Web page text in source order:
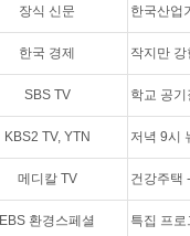
장식 신문 한국산업
한국 경제 작지만
SBS TV 학교 공
KBS2 TV, YTN 저녁 9시
메디칼 TV 건강주택
EBS 환경스페셜 특집 프